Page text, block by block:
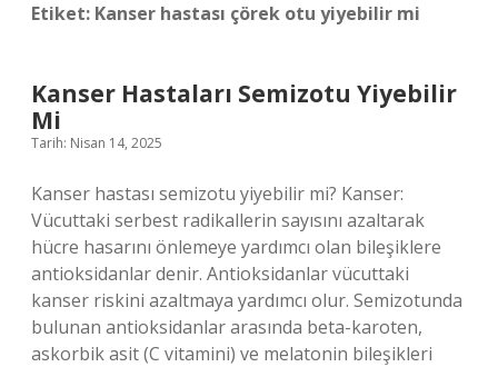
Etiket: Kanser hastası çörek otu yiyebilir mi
Kanser Hastaları Semizotu Yiyebilir
Mi
Tarih: Nisan 14, 2025
Kanser hastası semizotu yiyebilir mi? Kanser:
Vücuttaki serbest radikallerin sayısını azaltarak
hücre hasarını önlemeye yardımcı olan bileşiklere
antioksidanlar denir. Antioksidanlar vücuttaki
kanser riskini azaltmaya yardımcı olur. Semizotunda
bulunan antioksidanlar arasında beta-karoten,
askorbik asit (C vitamini) ve melatonin bileşikleri